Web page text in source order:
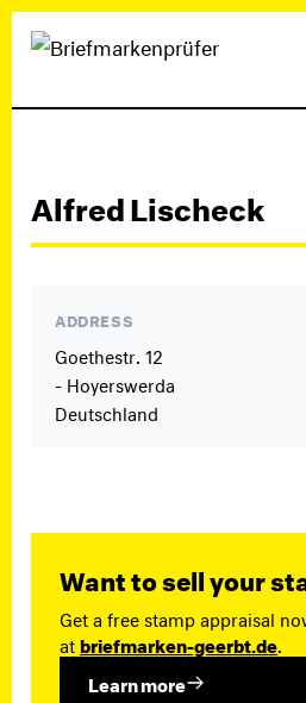
Alfred Lischeck
ADDRESS
Goethestr. 12
- Hoyerswerda
Deutschland
Want to sell your
Get a free stamp appraisal
atbriefmarken-geerbt.de
Learn more